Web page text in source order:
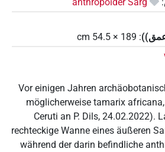
:
189
×
54.5
cm
Vor einigen Jahren
möglicherweise tamarix
Ceruti an P. Dils, 24.02.2022).
rechteckige Wanne eines äußeren
während der darin befindliche